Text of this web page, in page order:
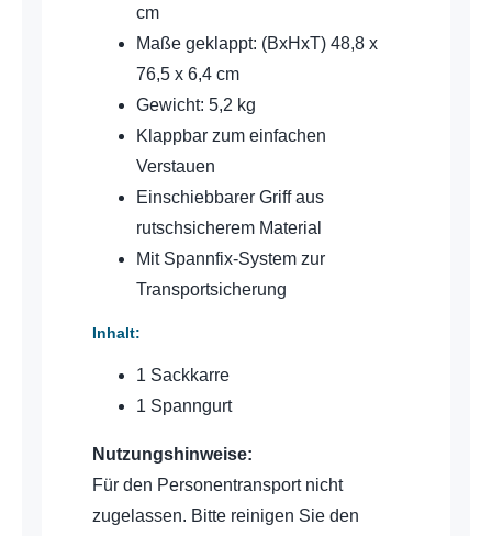
cm
Maße geklappt: (BxHxT) 48,8 x
76,5 x 6,4 cm
Gewicht: 5,2 kg
Klappbar zum einfachen
Verstauen
Einschiebbarer Griff aus
rutschsicherem Material
Mit Spannfix-System zur
Transportsicherung
Inhalt:
1 Sackkarre
1 Spanngurt
Nutzungshinweise:
Für den Personentransport nicht
zugelassen. Bitte reinigen Sie den